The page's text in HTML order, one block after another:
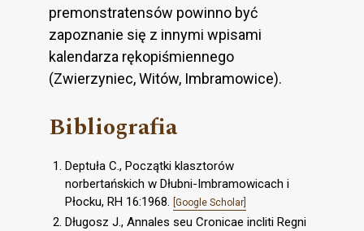
premonstratensów powinno być
zapoznanie się z innymi wpisami
kalendarza rękopiśmiennego
(Zwierzyniec, Witów, Imbramowice).
Bibliografia
Deptuła C., Początki klasztorów
norbertańskich w Dłubni-Imbramowicach i
Płocku, RH 16:1968.
[Google Scholar]
Długosz J., Annales seu Cronicae incliti Regni